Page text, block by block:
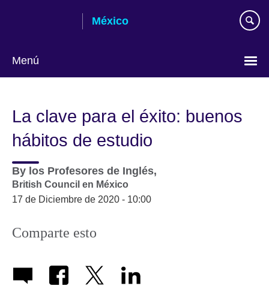
México
Menú
language
La clave para el éxito: buenos
hábitos de estudio
By los Profesores de Inglés,
British Council en México
17 de Diciembre de 2020 - 10:00
Comparte esto